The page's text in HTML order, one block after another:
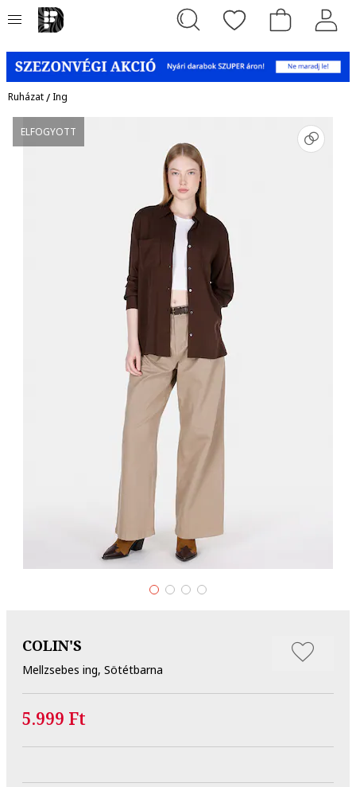
Ruházat/Ing
ELFOGYOTT
COLIN'S
Mellzsebes ing, Sötétbarna
5.999 Ft